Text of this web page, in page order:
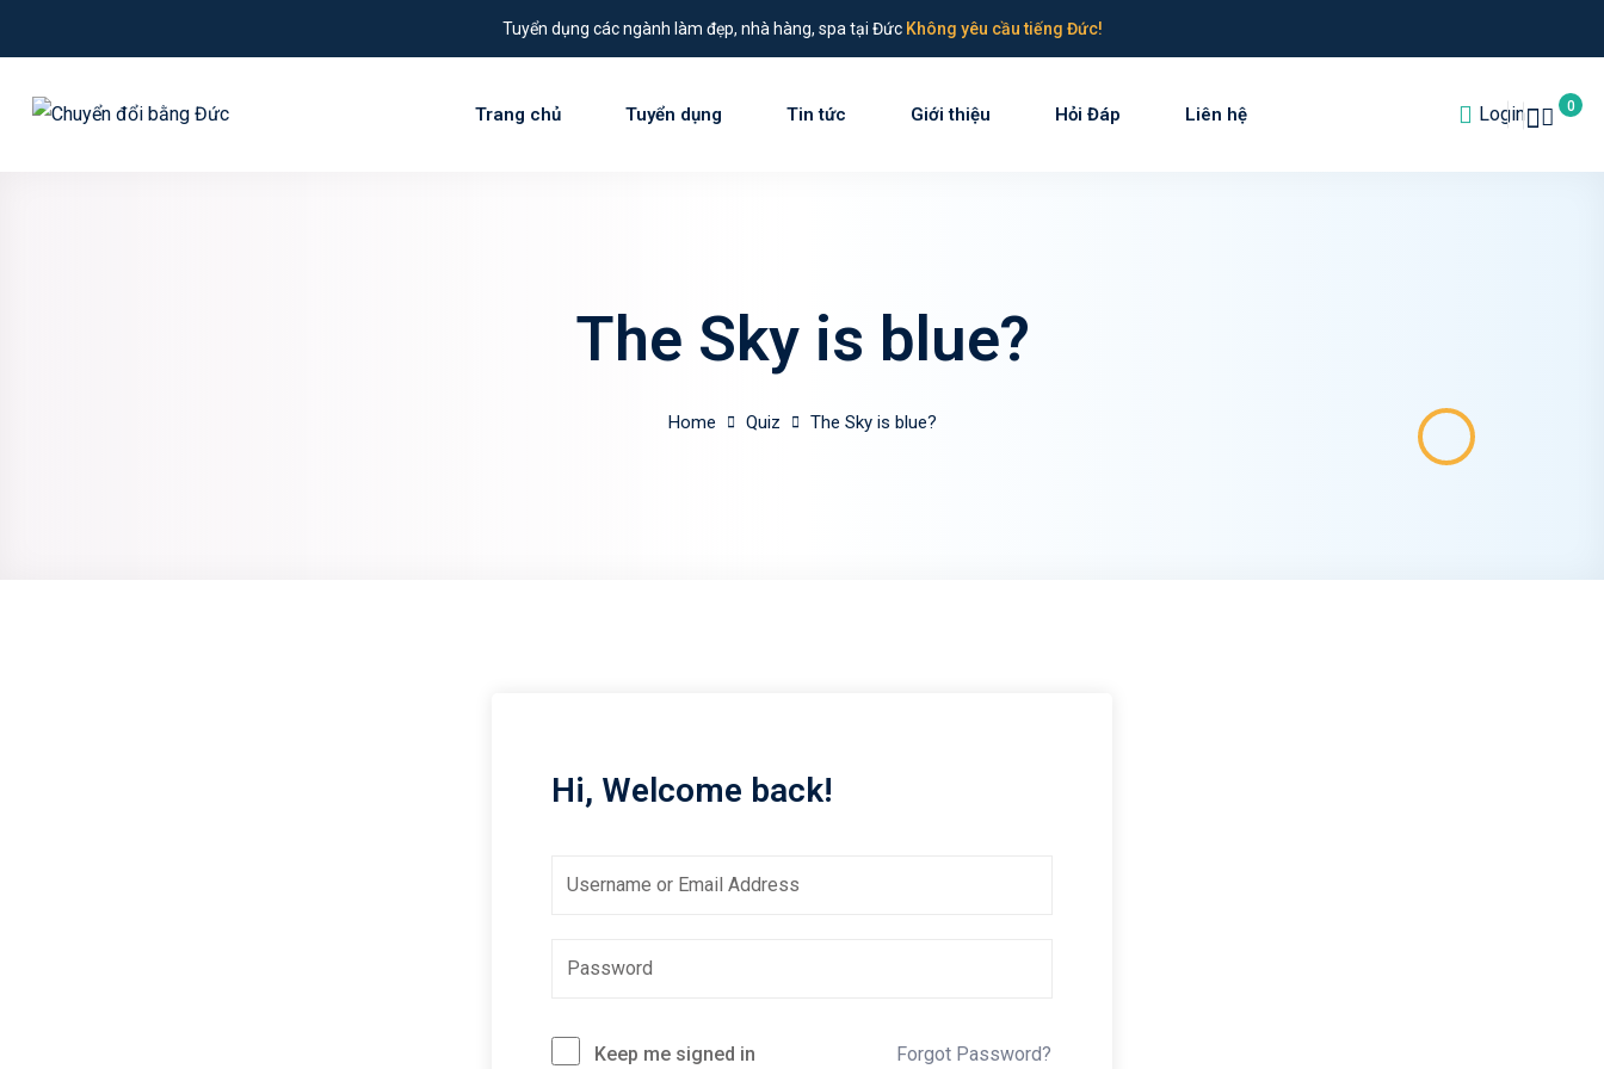
Tuyển dụng các ngành làm đẹp, nhà hàng, spa tại Đức Không yêu cầu tiếng Đức!
Trang chủ Tuyển dụng Tin tức Giới thiệu Hỏi Đáp Liên hệ Login 0
The Sky is blue?
Home Quiz The Sky is blue?
Hi, Welcome back!
Keep me signed in Forgot Password?
Sign in
Don’t have an account? Sign up
Sign up